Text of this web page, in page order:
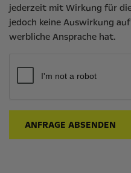
jederzeit mit Wirkung für
jedoch keine Auswirkung
werbliche Ansprache hat.
ANFRAGE ABSENDEN